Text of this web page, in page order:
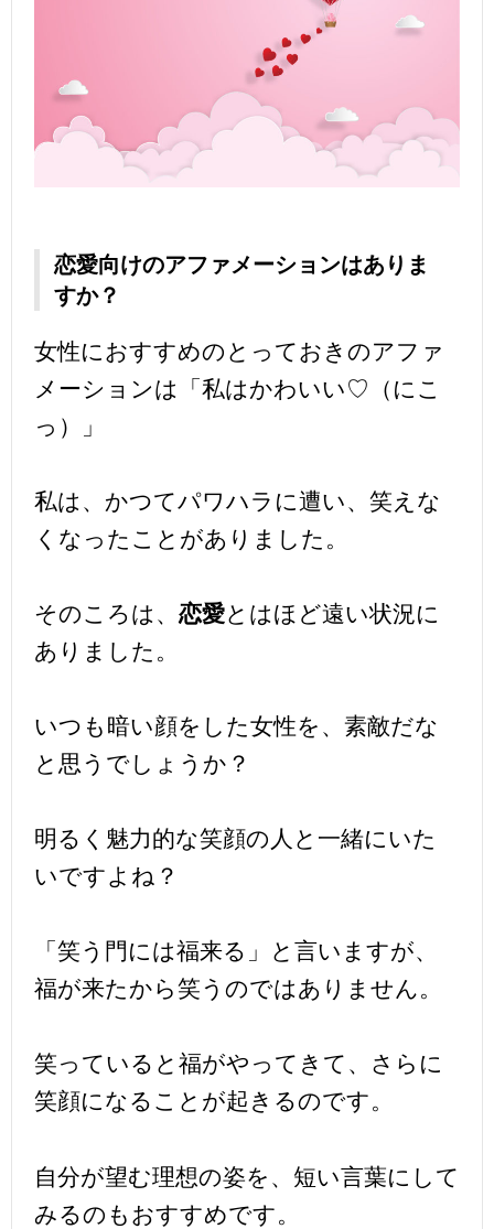
恋愛向けのアファメーションはありま
すか？
女性におすすめのとっておきのアファ
メーションは「私はかわいい♡（にこ
っ）」
私は、かつてパワハラに遭い、笑えな
くなったことがありました。
そのころは、 恋愛とはほど遠い状況に
ありました。
いつも暗い顔をした女性を、素敵だな
と思うでしょうか？
明るく魅力的な笑顔の人と一緒にいた
いですよね？
「笑う門には福来る」と言いますが、
福が来たから笑うのではありません。
笑っていると福がやってきて、さらに
笑顔になることが起きるのです。
自分が望む理想の姿を、短い言葉にして
みるのもおすすめです。